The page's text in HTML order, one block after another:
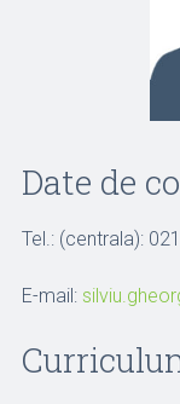
Date de
Tel.: (centrala):
E-mail: